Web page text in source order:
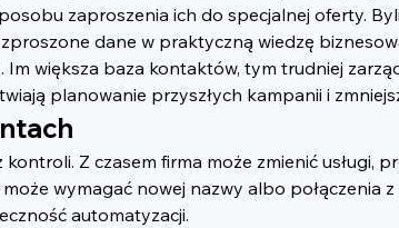
zaproszenia ich do specjalnej oferty.
dane w praktyczną wiedzę
Im większa baza kontaktów, tym trudniej
planowanie przyszłych kampanii i
Z czasem firma może zmienić usługi,
wymagać nowej nazwy albo
automatyzacji.